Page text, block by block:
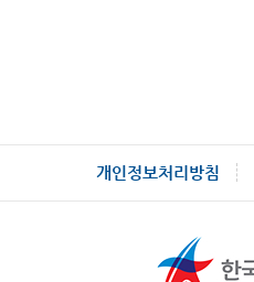
개인정보처리방침